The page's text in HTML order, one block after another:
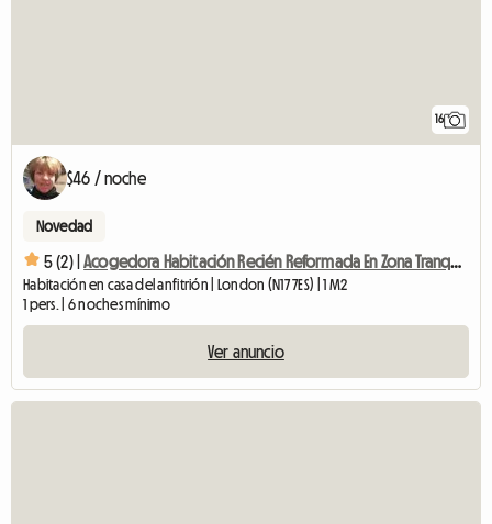
16
$46 / noche
Novedad
5 (2) | Acogedora Habitación Recién Reformada En Zona Tranquila
Habitación en casa del anfitrión | London (N17 7ES) | 1 M2
1 pers. | 6 noches mínimo
Ver anuncio